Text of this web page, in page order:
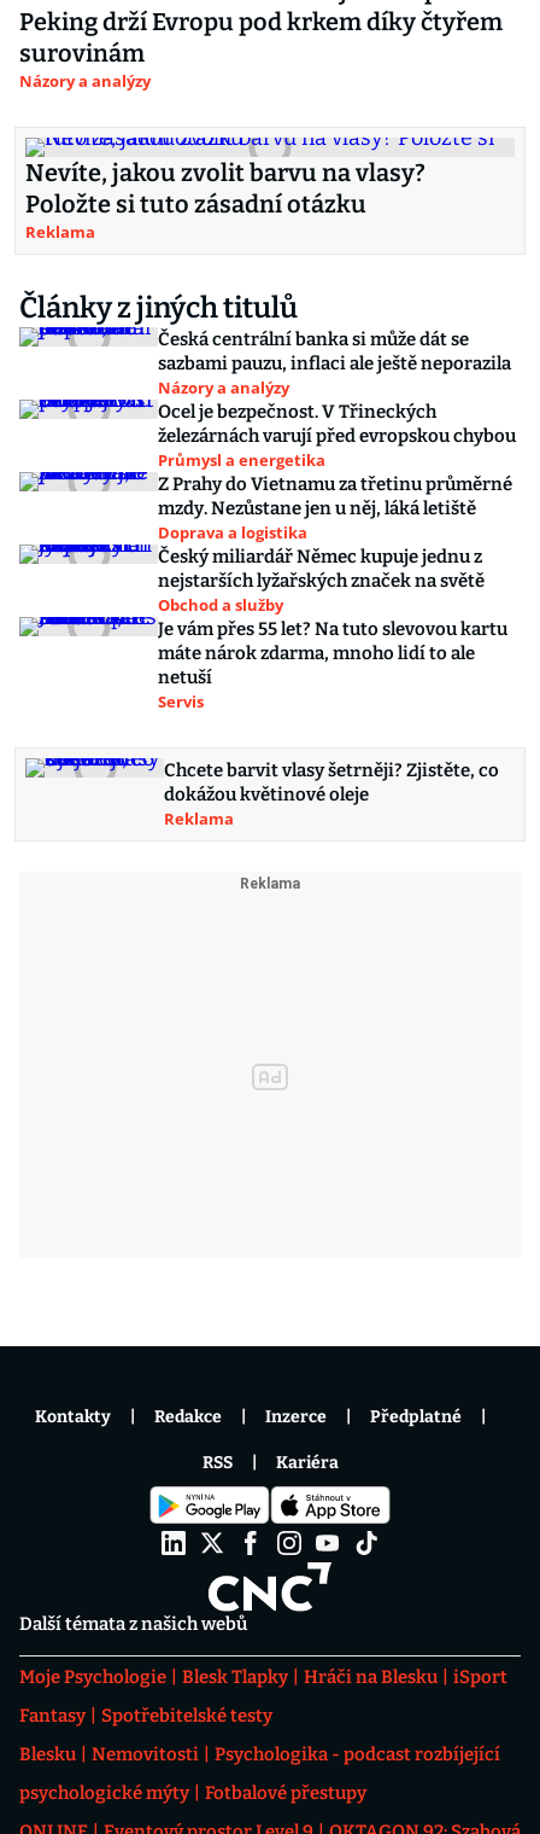
Peking drží Evropu pod krkem díky čtyřem
surovinám
Názory a analýzy
Nevíte, jakou zvolit barvu na vlasy?
Položte si tuto zásadní otázku
Reklama
Články z jiných titulů
Česká centrální banka si může dát se
sazbami pauzu, inflaci ale ještě neporazila
Názory a analýzy
Ocel je bezpečnost. V Třineckých
železárnách varují před evropskou chybou
Průmysl a energetika
Z Prahy do Vietnamu za třetinu průměrné
mzdy. Nezůstane jen u něj, láká letiště
Doprava a logistika
Český miliardář Němec kupuje jednu z
nejstarších lyžařských značek na světě
Obchod a služby
Je vám přes 55 let? Na tuto slevovou kartu
máte nárok zdarma, mnoho lidí to ale
netuší
Servis
Chcete barvit vlasy šetrněji? Zjistěte, co
dokážou květinové oleje
Reklama
Další témata z našich webů
Moje Psychologie Blesk Tlapky Hráči na Blesku
iSport
Fantasy
Spotřebitelské testy
Blesku
Nemovitosti
Psychologika - podcast rozbíjející
psychologické mýty
Fotbalové přestupy
Kontakty Redakce Inzerce Předplatné
RSS Kariéra